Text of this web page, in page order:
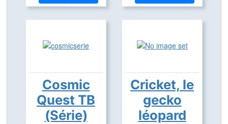
Cosmic
Quest TB
(Série)
Cricket, le
gecko
léopard